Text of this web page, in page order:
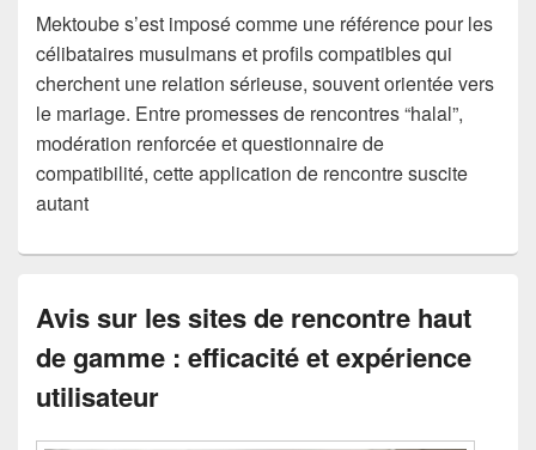
Mektoube s’est imposé comme une référence pour les
célibataires musulmans et profils compatibles qui
cherchent une relation sérieuse, souvent orientée vers
le mariage. Entre promesses de rencontres “halal”,
modération renforcée et questionnaire de
compatibilité, cette application de rencontre suscite
autant
Avis sur les sites de rencontre haut
de gamme : efficacité et expérience
utilisateur